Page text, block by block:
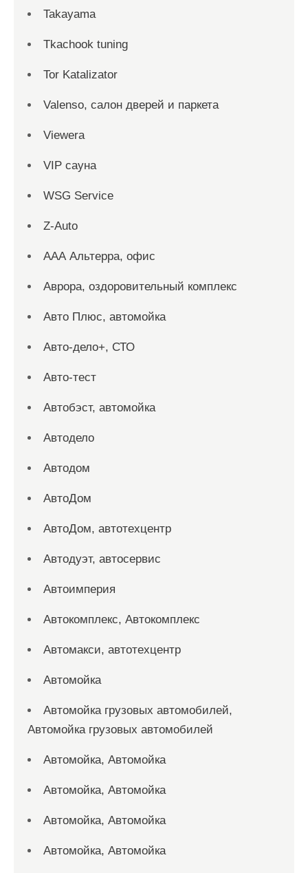
Takayama
Tkachook tuning
Tor Katalizator
Valenso, салон дверей и паркета
Viewera
VIP сауна
WSG Service
Z-Auto
ААА Альтерра, офис
Аврора, оздоровительный комплекс
Авто Плюс, автомойка
Авто-дело+, СТО
Авто-тест
Автобэст, автомойка
Автодело
Автодом
АвтоДом
АвтоДом, автотехцентр
Автодуэт, автосервис
Автоимперия
Автокомплекс, Автокомплекс
Автомакси, автотехцентр
Автомойка
Автомойка грузовых автомобилей,
Автомойка грузовых автомобилей
Автомойка, Автомойка
Автомойка, Автомойка
Автомойка, Автомойка
Автомойка, Автомойка